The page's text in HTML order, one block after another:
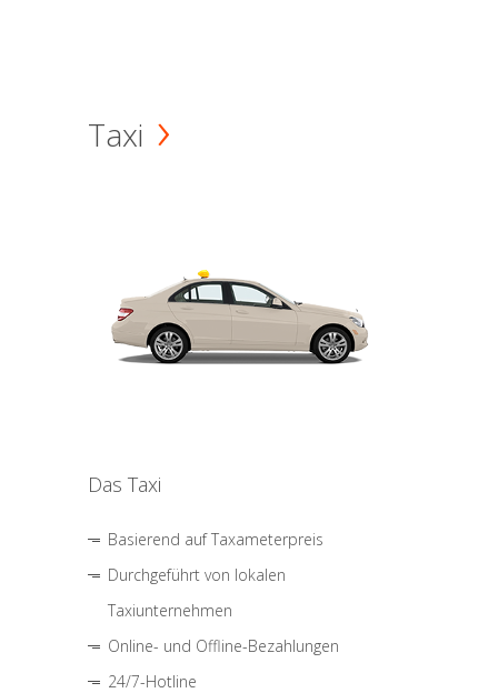
Taxi
Das Taxi
Basierend auf Taxameterpreis
Durchgeführt von lokalen
Taxiunternehmen
Online- und Offline-Bezahlungen
24/7-Hotline